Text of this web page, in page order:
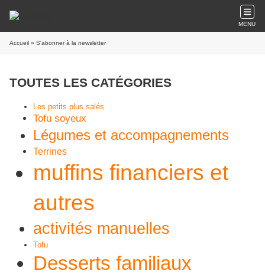
MENU
Accueil » S'abonner à la newsletter
TOUTES LES CATÉGORIES
Les petits plus salés
Tofu soyeux
Légumes et accompagnements
Terrines
muffins financiers et
autres
activités manuelles
Tofu
Desserts familiaux